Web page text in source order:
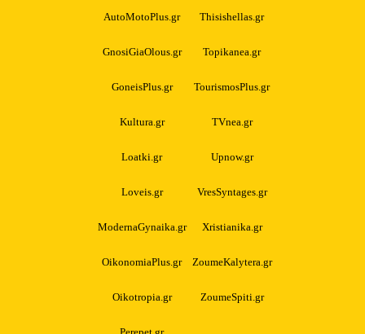
AutoMotoPlus.gr Thisishellas.gr
GnosiGiaOlous.gr Topikanea.gr
GoneisPlus.gr TourismosPlus.gr
Kultura.gr TVnea.gr
Loatki.gr Upnow.gr
Loveis.gr VresSyntages.gr
ModernaGynaika.gr Xristianika.gr
OikonomiaPlus.gr ZoumeKalytera.gr
Oikotropia.gr ZoumeSpiti.gr